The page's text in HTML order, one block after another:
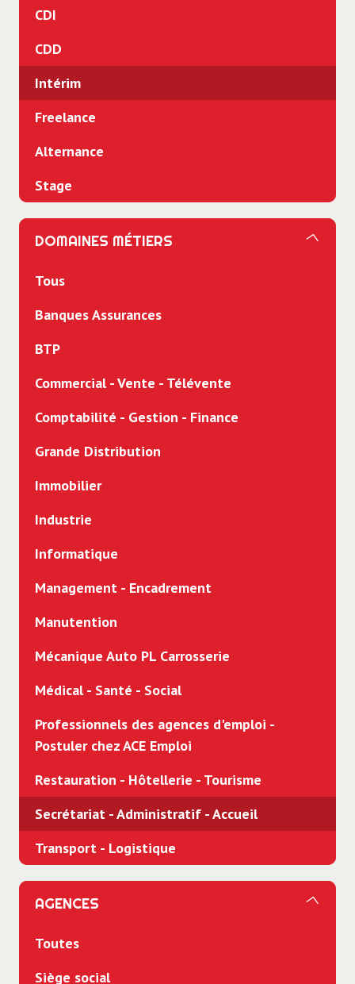
CDI
CDD
Intérim
Freelance
Alternance
Stage
DOMAINES MÉTIERS
Tous
Banques Assurances
BTP
Commercial - Vente - Télévente
Comptabilité - Gestion - Finance
Grande Distribution
Immobilier
Industrie
Informatique
Management - Encadrement
Manutention
Mécanique Auto PL Carrosserie
Médical - Santé - Social
Professionnels des agences d'emploi -
Postuler chez ACE Emploi
Restauration - Hôtellerie - Tourisme
Secrétariat - Administratif - Accueil
Transport - Logistique
AGENCES
Toutes
Siège social